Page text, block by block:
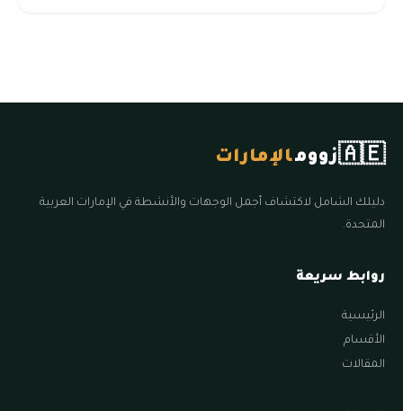
🇦🇪زوومالإمارات
دليلك الشامل لاكتشاف أجمل الوجهات والأنشطة في الإمارات العربية
المتحدة.
روابط سريعة
الرئيسية
الأقسام
المقالات